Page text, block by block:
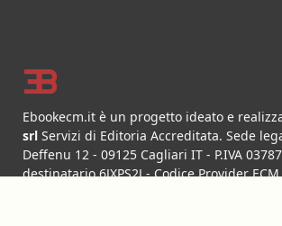
Ebookecm.it è un progetto ideato e
srl Servizi di Editoria Accreditata. Sede
Deffenu 12 - 09125 Cagliari IT - P.IVA
destinatario 6JXPS2J - Codice Provider